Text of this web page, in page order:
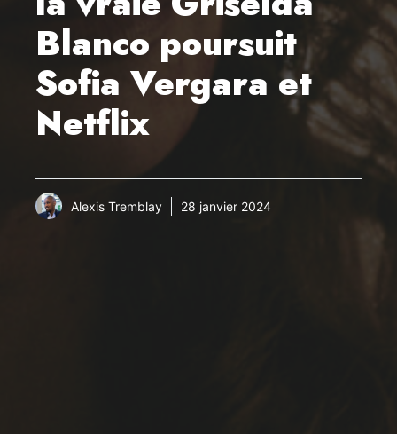
Blanco poursuit
Sofia Vergara et
Netflix
Alexis Tremblay 28 janvier 2024